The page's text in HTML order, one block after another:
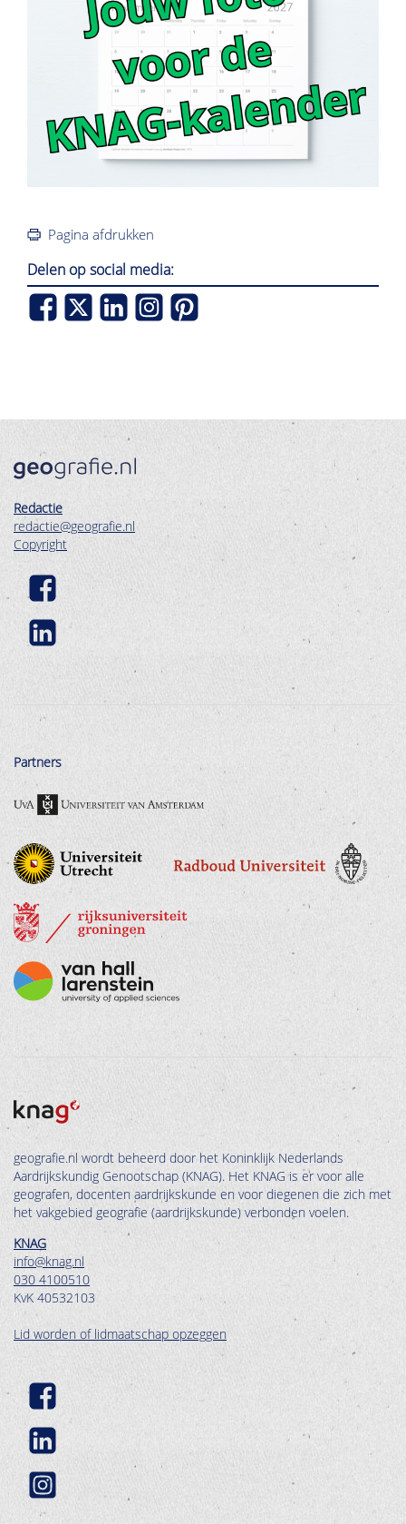
Pagina afdrukken
Delen op social media:
Redactie
redactie@geografie.nl
Copyright
Partners
geografie.nl wordt beheerd door het Koninklijk Nederlands
Aardrijkskundig Genootschap (KNAG). Het KNAG is er voor alle
geografen, docenten aardrijkskunde en voor diegenen die zich met
het vakgebied geografie (aardrijkskunde) verbonden voelen.
KNAG
info@knag.nl
030 4100510
KvK 40532103
Lid worden of lidmaatschap opzeggen